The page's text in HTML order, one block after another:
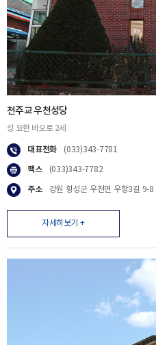
천주교 우천성당
성 요한 바오로 2세
대표전화 (033)343-7781
팩스 (033)343-7782
주소 강원 횡성군 우천면 우항3길 9-8
자세히보기 +